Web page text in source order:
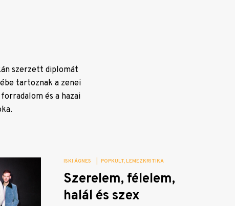
szerzett diplomát
​tartoznak ​a zenei
és a hazai
ISKI ÁGNES POPKULT LEMEZKRITIKA
Szerelem, félelem,
halál és szex